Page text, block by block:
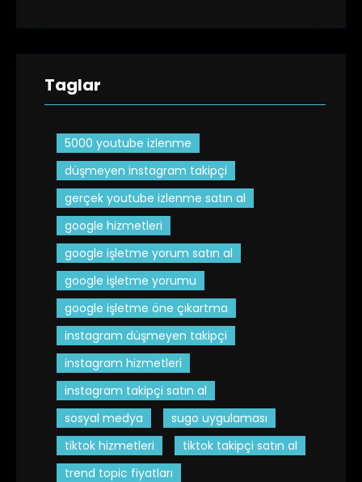
Taglar
5000 youtube izlenme
düşmeyen instagram takipçi
gerçek youtube izlenme satın al
google hizmetleri
google işletme yorum satın al
google işletme yorumu
google işletme öne çıkartma
instagram düşmeyen takipçi
instagram hizmetleri
instagram takipçi satın al
sosyal medya
sugo uygulaması
tiktok hizmetleri
tiktok takipçi satın al
trend topic fiyatları